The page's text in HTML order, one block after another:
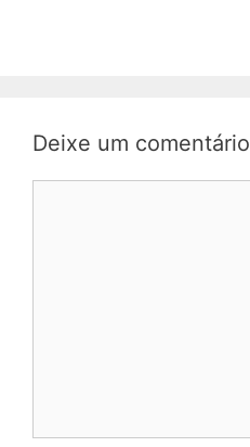
Deixe um comentário